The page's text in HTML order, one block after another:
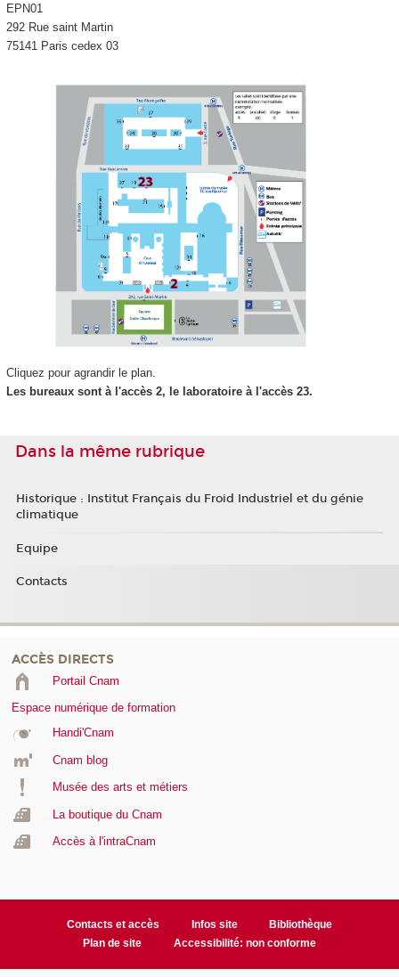
EPN01
292 Rue saint Martin
75141 Paris cedex 03
Cliquez pour agrandir le plan.
Les bureaux sont à l'accès 2, le laboratoire à l'accès 23.
Dans la même rubrique
Historique : Institut Français du Froid Industriel et du génie
climatique
Equipe
Contacts
ACCÈS DIRECTS
Portail Cnam
Espace numérique de formation
Handi'Cnam
Cnam blog
Musée des arts et métiers
La boutique du Cnam
Accès à l'intraCnam
Contacts et accès Infos site
Bibliothèque
Plan de site
Accessibilité: non conforme